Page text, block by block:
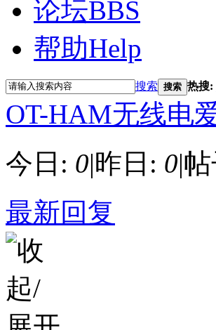
论坛BBS
帮助Help
搜索 搜索 热搜:
OT-HAM无线电
今日: 0|昨日: 0|
最新回复